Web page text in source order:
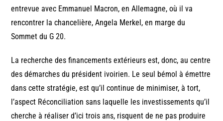
entrevue avec Emmanuel Macron, en Allemagne, où il va
rencontrer la chancelière, Angela Merkel, en marge du
Sommet du G 20.
La recherche des financements extérieurs est, donc, au centre
des démarches du président ivoirien. Le seul bémol à émettre
dans cette stratégie, est qu’il continue de minimiser, à tort,
l’aspect Réconciliation sans laquelle les investissements qu’il
cherche à réaliser d’ici trois ans, risquent de ne pas produire